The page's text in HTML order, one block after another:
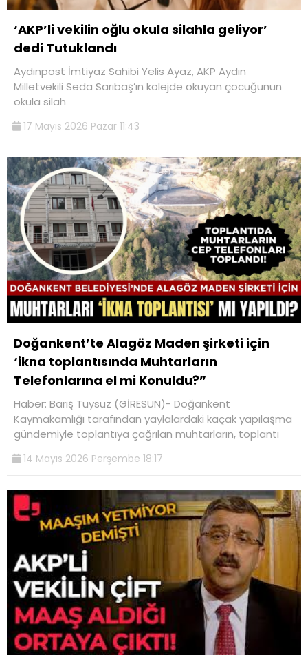
‘AKP’li vekilin oğlu okula silahla geliyor’
dedi Tutuklandı
Aydınpost İmtiyaz Sahibi Yelis Ayaz, AKP Aydın
Milletvekili Seda Sarıbaş’ın kolejde okuyan çocuğunun
okula silah
17 Mayıs 2026 Pazar 11:43
Doğankent’te Alagöz Maden şirketi için
‘ikna toplantısında Muhtarların
Telefonlarına el mi Konuldu?”
Haber: Barış Tuysuz (GİRESUN)- Doğankent
Kaymakamlığı tarafından yaylalardaki kaçak yapılaşma
gündemiyle toplantıya çağrılan muhtarların, toplantı
14 Mayıs 2026 Perşembe 18:17